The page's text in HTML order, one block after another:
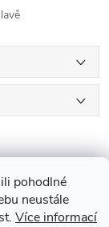
pohodlné
neustále
Více informací